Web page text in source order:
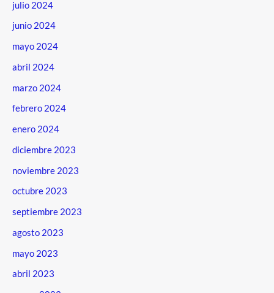
julio 2024
junio 2024
mayo 2024
abril 2024
marzo 2024
febrero 2024
enero 2024
diciembre 2023
noviembre 2023
octubre 2023
septiembre 2023
agosto 2023
mayo 2023
abril 2023